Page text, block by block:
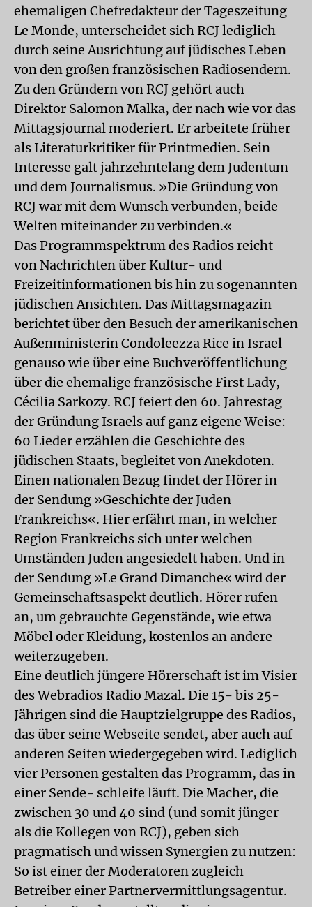
ehemaligen Chefredakteur der Tageszeitung
Le Monde, unterscheidet sich RCJ lediglich
durch seine Ausrichtung auf jüdisches Leben
von den großen französischen Radiosendern.
Zu den Gründern von RCJ gehört auch
Direktor Salomon Malka, der nach wie vor das
Mittagsjournal moderiert. Er arbeitete früher
als Literaturkritiker für Printmedien. Sein
Interesse galt jahrzehntelang dem Judentum
und dem Journalismus. »Die Gründung von
RCJ war mit dem Wunsch verbunden, beide
Welten miteinander zu verbinden.«
Das Programmspektrum des Radios reicht
von Nachrichten über Kultur- und
Freizeitinformationen bis hin zu sogenannten
jüdischen Ansichten. Das Mittagsmagazin
berichtet über den Besuch der amerikanischen
Außenministerin Condoleezza Rice in Israel
genauso wie über eine Buchveröffentlichung
über die ehemalige französische First Lady,
Cécilia Sarkozy. RCJ feiert den 60. Jahrestag
der Gründung Israels auf ganz eigene Weise:
60 Lieder erzählen die Geschichte des
jüdischen Staats, begleitet von Anekdoten.
Einen nationalen Bezug findet der Hörer in
der Sendung »Geschichte der Juden
Frankreichs«. Hier erfährt man, in welcher
Region Frankreichs sich unter welchen
Umständen Juden angesiedelt haben. Und in
der Sendung »Le Grand Dimanche« wird der
Gemeinschaftsaspekt deutlich. Hörer rufen
an, um gebrauchte Gegenstände, wie etwa
Möbel oder Kleidung, kostenlos an andere
weiterzugeben.
Eine deutlich jüngere Hörerschaft ist im Visier
des Webradios Radio Mazal. Die 15- bis 25-
Jährigen sind die Hauptzielgruppe des Radios,
das über seine Webseite sendet, aber auch auf
anderen Seiten wiedergegeben wird. Lediglich
vier Personen gestalten das Programm, das in
einer Sende- schleife läuft. Die Macher, die
zwischen 30 und 40 sind (und somit jünger
als die Kollegen von RCJ), geben sich
pragmatisch und wissen Synergien zu nutzen:
So ist einer der Moderatoren zugleich
Betreiber einer Partnervermittlungsagentur.